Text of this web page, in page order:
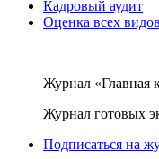
Кадровый аудит
Оценка всех
Журнал «Главная
Журнал готовых
Подписаться на